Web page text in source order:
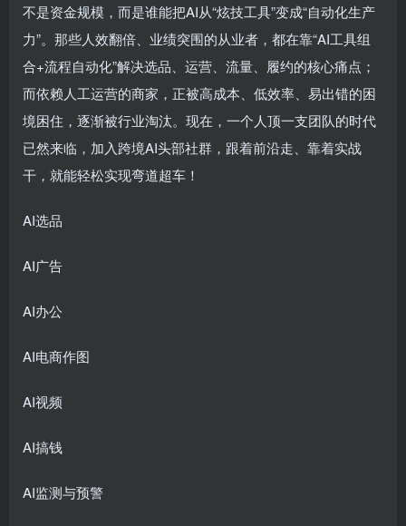
不是资金规模，而是谁能把AI从“炫技工具”变成“自动化生产
力”。那些人效翻倍、业绩突围的从业者，都在靠“AI工具组
合+流程自动化”解决选品、运营、流量、履约的核心痛点；
而依赖人工运营的商家，正被高成本、低效率、易出错的困
境困住，逐渐被行业淘汰。现在，一个人顶一支团队的时代
已然来临，加入跨境AI头部社群，跟着前沿走、靠着实战
干，就能轻松实现弯道超车！
AI选品
AI广告
AI办公
AI电商作图
AI视频
AI搞钱
AI监测与预警